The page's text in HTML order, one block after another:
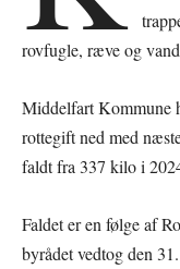
rovfugle, ræve og
Middelfart Kommune
rottegift ned med
faldt fra 337 kilo i
Faldet er en følge af
byrådet vedtog den